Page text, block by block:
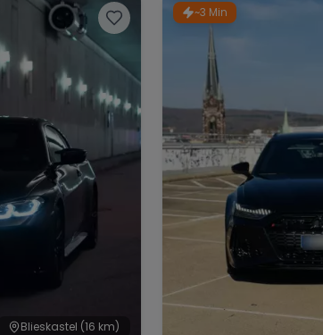
Blieskastel (16 km)
~3 Min